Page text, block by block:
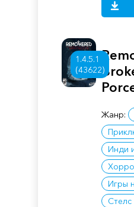
1.4.5.1
(43622)
Жанр:
Инди
Игры
Стелс